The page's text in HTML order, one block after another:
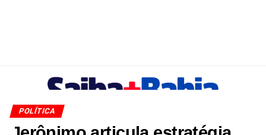
POLÍTICA